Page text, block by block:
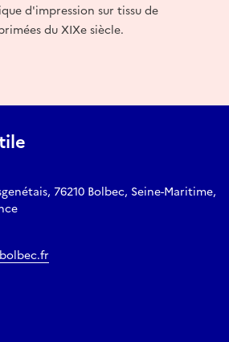
d'impression sur tissu de
du XIXe siècle.
76210 Bolbec, Seine-Maritime,